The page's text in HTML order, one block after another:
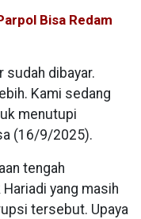
Bisa Redam
sudah dibayar.
Kami sedang
menutupi
(16/9/2025).
tengah
Hariadi yang masih
tersebut. Upaya